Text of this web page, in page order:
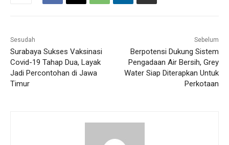
Sesudah
Surabaya Sukses Vaksinasi
Covid-19 Tahap Dua, Layak
Jadi Percontohan di Jawa
Timur
Sebelum
Berpotensi Dukung Sistem
Pengadaan Air Bersih, Grey
Water Siap Diterapkan Untuk
Perkotaan